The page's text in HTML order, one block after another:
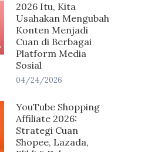
2026 Itu, Kita
Usahakan Mengubah
Konten Menjadi
Cuan di Berbagai
Platform Media
Sosial
04/24/2026
YouTube Shopping
Affiliate 2026:
Strategi Cuan
Shopee, Lazada,